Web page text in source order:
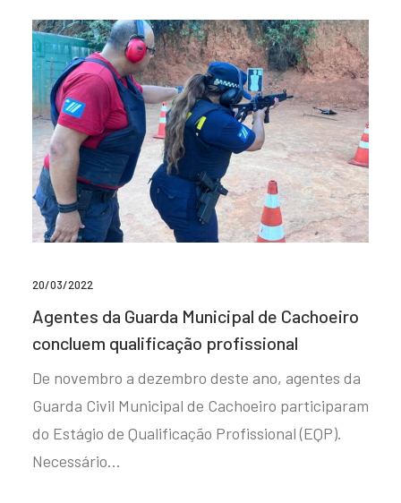
20/03/2022
Agentes da Guarda Municipal de Cachoeiro
concluem qualificação profissional
De novembro a dezembro deste ano, agentes da
Guarda Civil Municipal de Cachoeiro participaram
do Estágio de Qualificação Profissional (EQP).
Necessário…